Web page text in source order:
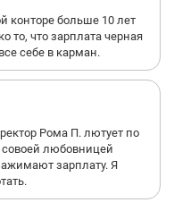
конторе больше 10 лет
то, что зарплата черная
себе в карман.
Рома П. лютует по
совоей любовницей
зарплату. Я